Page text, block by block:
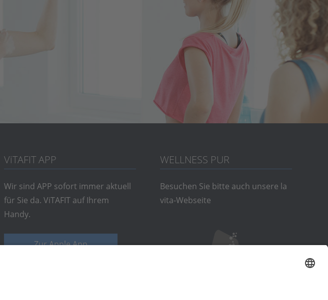
ViTAFIT APP
Wir sind APP sofort immer aktuell
für Sie da. ViTAFIT auf Ihrem
Handy.
Zur Apple App
WELLNESS PUR
Besuchen Sie bitte auch unsere la
vita-Webseite